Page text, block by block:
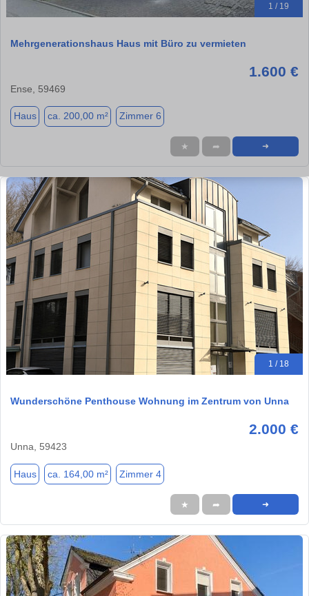
1 / 19
Mehrgenerationshaus Haus mit Büro zu vermieten
1.600 €
Ense, 59469
Haus ca. 200,00 m² Zimmer 6
★ ➦ ➜
1 / 18
Wunderschöne Penthouse Wohnung im Zentrum von Unna
2.000 €
Unna, 59423
Haus ca. 164,00 m² Zimmer 4
★ ➦ ➜